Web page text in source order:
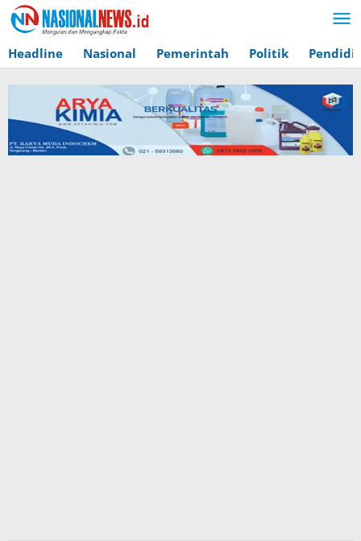
Lewati
ke
konten
Headline Nasional Pemerintah Politik